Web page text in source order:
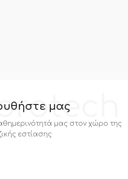
μας
μας στον χώρο της
εστίασης